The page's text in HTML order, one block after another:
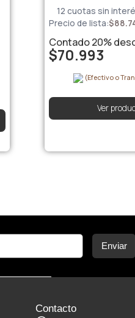
12 cuotas sin
Precio de lista:$
Contado20%
$70.993
(Efectivo o
Ver
Enviar
Contacto